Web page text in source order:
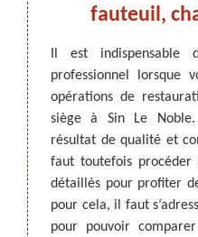
ARTISAN
CANNAGE -
un
le
de
ses
en
fauteuil,
Il est
professionnel lorsque
opérations de
siège à Sin Le
résultat de qualité et
faut toutefois procéder
détaillés pour profiter
pour cela, il faut
pour pouvoir